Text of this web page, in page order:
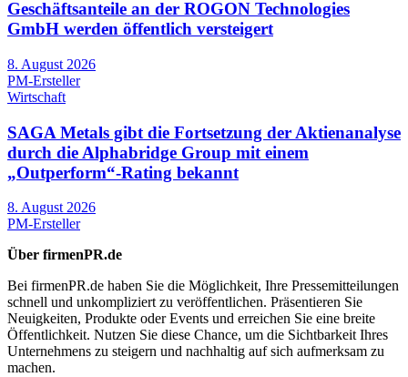
Geschäftsanteile an der ROGON Technologies
GmbH werden öffentlich versteigert
8. August 2026
PM-Ersteller
Wirtschaft
SAGA Metals gibt die Fortsetzung der Aktienanalyse
durch die Alphabridge Group mit einem
„Outperform“-Rating bekannt
8. August 2026
PM-Ersteller
Über firmenPR.de
Bei firmenPR.de haben Sie die Möglichkeit, Ihre Pressemitteilungen
schnell und unkompliziert zu veröffentlichen. Präsentieren Sie
Neuigkeiten, Produkte oder Events und erreichen Sie eine breite
Öffentlichkeit. Nutzen Sie diese Chance, um die Sichtbarkeit Ihres
Unternehmens zu steigern und nachhaltig auf sich aufmerksam zu
machen.